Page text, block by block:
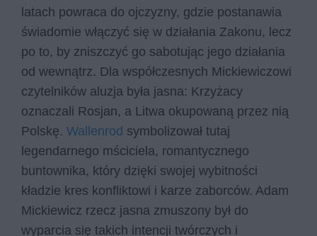
latach powraca do ojczyzny, gdzie postanawia
świadomie włączyć się w działania Zakonu, lecz
po to, by zniszczyć go sabotując jego działania
od wewnątrz. Dla współczesnych Mickiewiczowi
czytelników aluzja była jasna: Krzyżacy
oznaczali Rosjan, a Litwa okupowaną przez nią
Polskę. Wallenrod symbolizował tutaj
legendarnego mściciela, romantycznego
buntownika, który dzięki swojej wybitności
kładzie kres konfliktowi i karze zaborców. Adam
Mickiewicz rzecz jasna zmuszony był do
wyparcia się takich intencji twórczych i